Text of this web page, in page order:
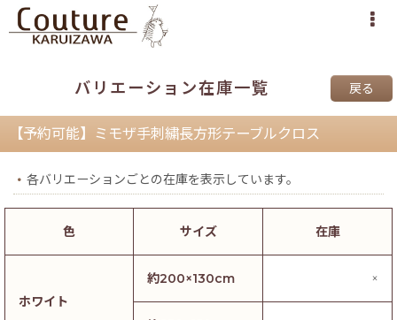
バリエーション在庫一覧 戻る
【予約可能】ミモザ手刺繍長方形テーブルクロス
各バリエーションごとの在庫を表示しています。
色 サイズ 在庫
ホワイト
約200×130cm ×